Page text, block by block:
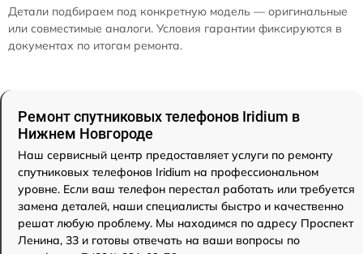
Детали подбираем под конкретную модель — оригинальные
или совместимые аналоги. Условия гарантии фиксируются в
документах по итогам ремонта.
Ремонт спутниковых телефонов Iridium в
Нижнем Новгороде
Наш сервисный центр предоставляет услуги по ремонту
спутниковых телефонов Iridium на профессиональном
уровне. Если ваш телефон перестал работать или требуется
замена деталей, наши специалисты быстро и качественно
решат любую проблему. Мы находимся по адресу Проспект
Ленина, 33 и готовы отвечать на ваши вопросы по